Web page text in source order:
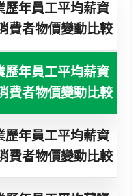
歷年員工平均薪資
費者物價變動比較
歷年員工平均薪資
費者物價變動比較
歷年員工平均薪資
費者物價變動比較